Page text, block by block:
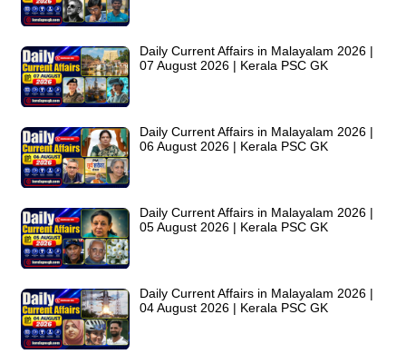
Daily Current Affairs in Malayalam 2026 |
07 August 2026 | Kerala PSC GK
Daily Current Affairs in Malayalam 2026 |
06 August 2026 | Kerala PSC GK
Daily Current Affairs in Malayalam 2026 |
05 August 2026 | Kerala PSC GK
Daily Current Affairs in Malayalam 2026 |
04 August 2026 | Kerala PSC GK